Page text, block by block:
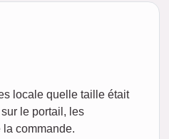
locale quelle taille était
le portail, les
commande.